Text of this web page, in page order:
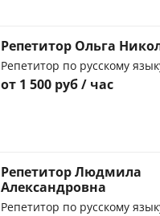
Репетитор Ольга
Репетитор по русскому
от 1 500 руб / час
Репетитор Людмила
Александровна
Репетитор по русскому